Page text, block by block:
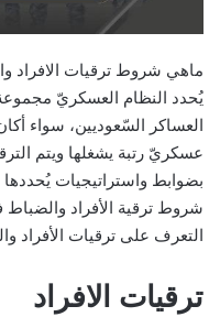
ماهي شروط ترقيات الافراد
يُحدد النظام العسكريّ
العساكر السّعوديين، سواء
عسكريّ رتبة يشغلها ويتم
بضوابط واستراتيجيات
شروط ترقية الأفراد
التعرف على ترقيات الأفراد
ترقيات الافراد